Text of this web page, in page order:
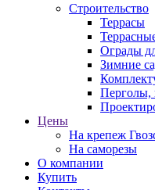
Строительство
Террасы
Ограды
Зимние
Перголы,
Цены
На крепеж
На саморезы
О компании
Купить